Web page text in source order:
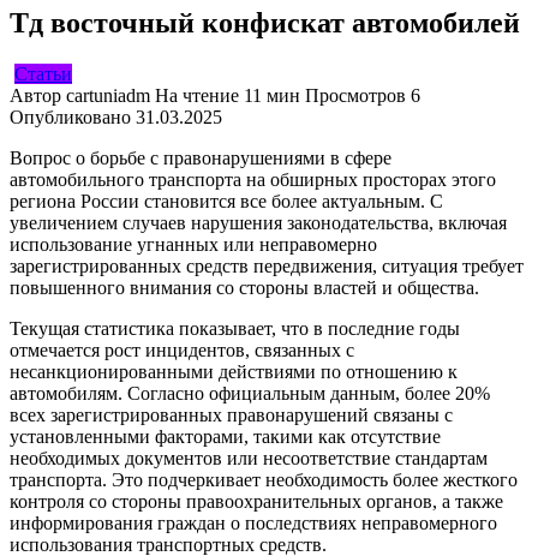
Тд восточный конфискат автомобилей
Статьи
Автор cartuniadm На чтение 11 мин Просмотров 6
Опубликовано 31.03.2025
Вопрос о борьбе с правонарушениями в сфере
автомобильного транспорта на обширных просторах этого
региона России становится все более актуальным. С
увеличением случаев нарушения законодательства, включая
использование угнанных или неправомерно
зарегистрированных средств передвижения, ситуация требует
повышенного внимания со стороны властей и общества.
Текущая статистика показывает, что в последние годы
отмечается рост инцидентов, связанных с
несанкционированными действиями по отношению к
автомобилям. Согласно официальным данным, более 20%
всех зарегистрированных правонарушений связаны с
установленными факторами, такими как отсутствие
необходимых документов или несоответствие стандартам
транспорта. Это подчеркивает необходимость более жесткого
контроля со стороны правоохранительных органов, а также
информирования граждан о последствиях неправомерного
использования транспортных средств.